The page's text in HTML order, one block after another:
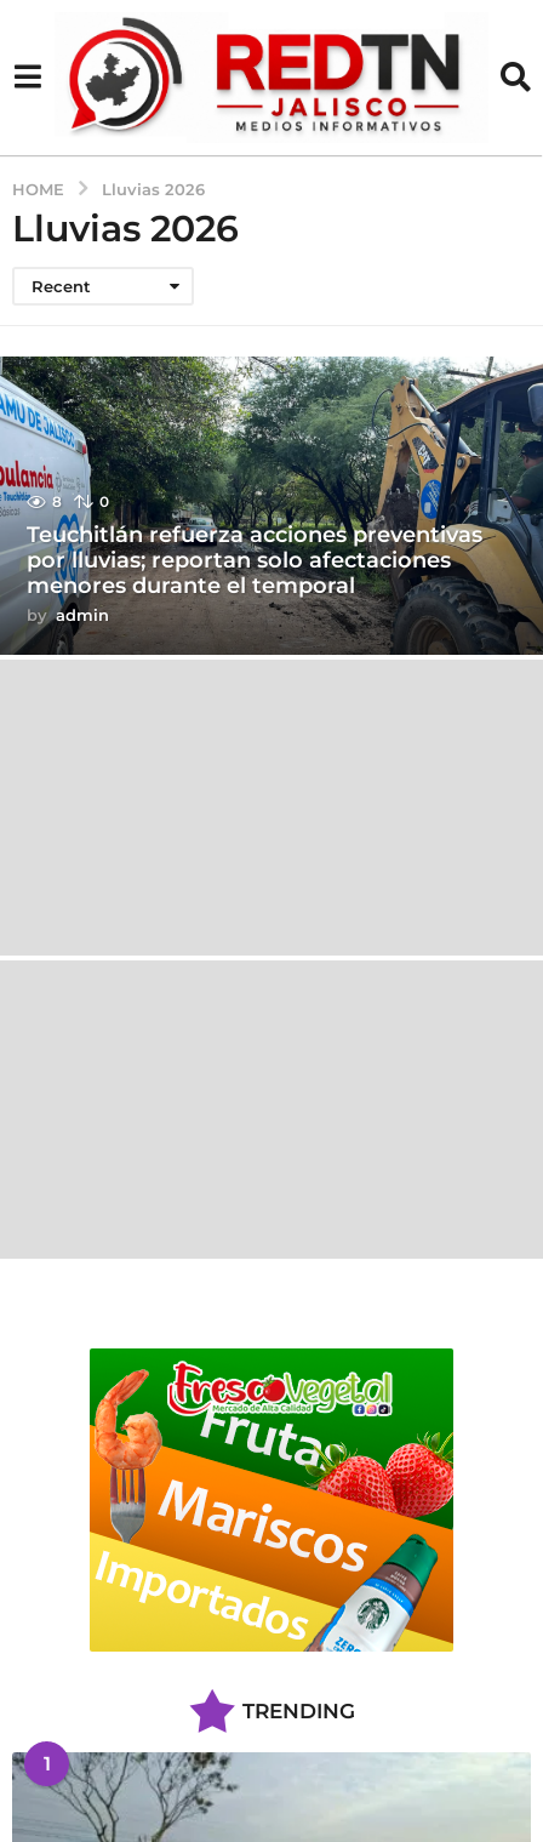
HOME Lluvias 2026
Lluvias 2026
Recent
8 0
Teuchitlán refuerza acciones preventivas
por lluvias; reportan solo afectaciones
menores durante el temporal
by admin
TRENDING
1